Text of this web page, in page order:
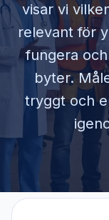
visar vi
relevant för
fungera
byter.
tryggt och